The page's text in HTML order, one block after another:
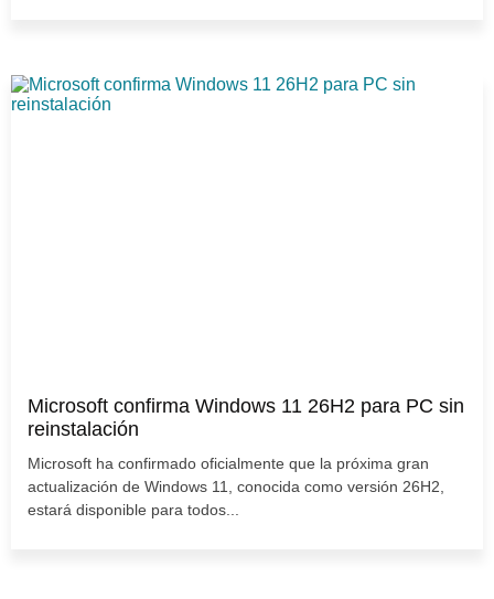
Microsoft confirma Windows 11 26H2 para PC sin
reinstalación
Microsoft ha confirmado oficialmente que la próxima gran
actualización de Windows 11, conocida como versión 26H2,
estará disponible para todos...